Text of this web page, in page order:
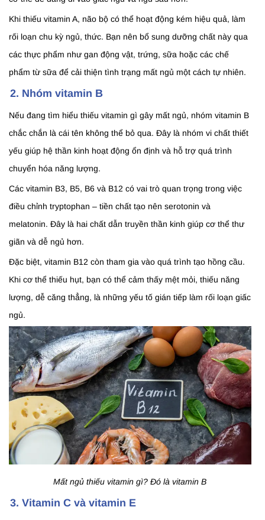
Khi thiếu vitamin A, não bộ có thể hoạt động kém hiệu quả, làm
rối loạn chu kỳ ngủ, thức. Bạn nên bổ sung dưỡng chất này qua
các thực phẩm như gan động vật, trứng, sữa hoặc các chế
phẩm từ sữa để cải thiện tình trạng mất ngủ một cách tự nhiên.
2. Nhóm vitamin B
Nếu đang tìm hiểu thiếu vitamin gì gây mất ngủ, nhóm vitamin B
chắc chắn là cái tên không thể bỏ qua. Đây là nhóm vi chất thiết
yếu giúp hệ thần kinh hoạt động ổn định và hỗ trợ quá trình
chuyển hóa năng lượng.
Các vitamin B3, B5, B6 và B12 có vai trò quan trọng trong việc
điều chỉnh tryptophan – tiền chất tạo nên serotonin và
melatonin. Đây là hai chất dẫn truyền thần kinh giúp cơ thể thư
giãn và dễ ngủ hơn.
Đặc biệt, vitamin B12 còn tham gia vào quá trình tạo hồng cầu.
Khi cơ thể thiếu hụt, bạn có thể cảm thấy mệt mỏi, thiếu năng
lượng, dễ căng thẳng, là những yếu tố gián tiếp làm rối loạn giấc
ngủ.
Mất ngủ thiếu vitamin gì? Đó là vitamin B
3. Vitamin C và vitamin E